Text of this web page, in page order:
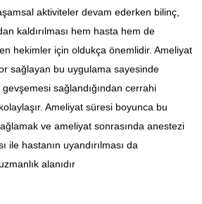
aktiviteler devam ederken bilinç,
kaldırılması hem hasta hem de
hekimler için oldukça önemlidir. Ameliyat
sağlayan bu uygulama sayesinde
sağlandığından cerrahi
Ameliyat süresi boyunca bu
ve ameliyat sonrasında anestezi
ile hastanın uyandırılması da
alanıdır